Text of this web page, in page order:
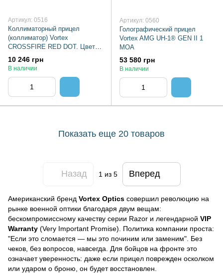
Артикул: 0516
Коллиматорный прицел
(коллиматор) Vortex
CROSSFIRE RED DOT. Цвет:
Черный, CF-RD2
10 246 грн
В наличии
Артикул: 0560
Голографический прицел
Vortex AMG UH-1® GEN II 1
MOA
53 580 грн
В наличии
Показать еще 20 товаров
Назад 1 из 5 Вперед
Американский бренд Vortex Optics совершил революцию на
рынке военной оптики благодаря двум вещам:
бескомпромиссному качеству серии Razor и легендарной VIP
Warranty (Very Important Promise). Политика компании проста:
"Если это сломается — мы это починим или заменим". Без
чеков, без вопросов, навсегда. Для бойцов на фронте это
означает уверенность: даже если прицел поврежден осколком
или ударом о броню, он будет восстановлен.